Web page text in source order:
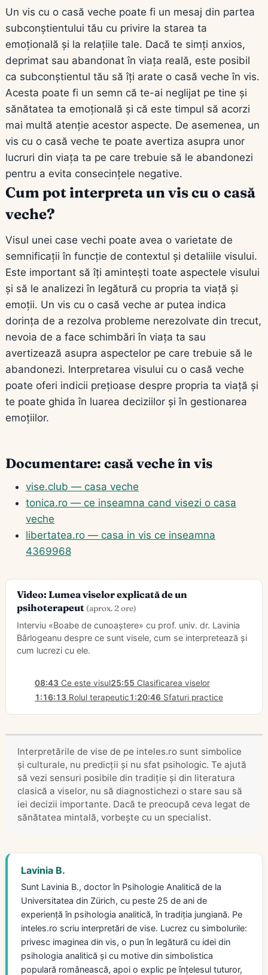
Un vis cu o casă veche poate fi un mesaj din partea
subconștientului tău cu privire la starea ta
emoțională și la relațiile tale. Dacă te simți anxios,
deprimat sau abandonat în viața reală, este posibil
ca subconștientul tău să îți arate o casă veche în vis.
Acesta poate fi un semn că te-ai neglijat pe tine și
sănătatea ta emoțională și că este timpul să acorzi
mai multă atenție acestor aspecte. De asemenea, un
vis cu o casă veche te poate avertiza asupra unor
lucruri din viața ta pe care trebuie să le abandonezi
pentru a evita consecințele negative.
Cum pot interpreta un vis cu o casă
veche?
Visul unei case vechi poate avea o varietate de
semnificații în funcție de contextul și detaliile visului.
Este important să îți amintești toate aspectele visului
și să le analizezi în legătură cu propria ta viață și
emoții. Un vis cu o casă veche ar putea indica
dorința de a rezolva probleme nerezolvate din trecut,
nevoia de a face schimbări în viața ta sau
avertizează asupra aspectelor pe care trebuie să le
abandonezi. Interpretarea visului cu o casă veche
poate oferi indicii prețioase despre propria ta viață și
te poate ghida în luarea deciziilor și în gestionarea
emoțiilor.
Documentare: casă veche în vis
vise.club — casa veche
tonica.ro — ce inseamna cand visezi o casa
veche
libertatea.ro — casa in vis ce inseamna
4369968
Video: Lumea viselor explicată de un
psihoterapeut (aprox. 2 ore)
Interviu «Boabe de cunoaștere» cu prof. univ. dr. Lavinia
Bârlogeanu despre ce sunt visele, cum se interpretează și
cum lucrezi cu ele.
08:43 Ce este visul25:55 Clasificarea viselor
1:16:13 Rolul terapeutic1:20:46Sfaturi practice
Interpretările de vise de pe inteles.ro sunt simbolice
și culturale, nu predicții și nu sfat psihologic. Te ajută
să vezi sensuri posibile din tradiție și din literatura
clasică a viselor, nu să diagnostichezi o stare sau să
iei decizii importante. Dacă te preocupă ceva legat de
sănătatea mintală, vorbește cu un specialist.
Lavinia B.
Sunt Lavinia B., doctor în Psihologie Analitică de la
Universitatea din Zürich, cu peste 25 de ani de
experiență în psihologia analitică, în tradiția jungiană. Pe
inteles.ro scriu interpretări de vise. Lucrez cu simbolurile:
privesc imaginea din vis, o pun în legătură cu idei din
psihologia analitică și cu motive din simbolistica
populară românească, apoi o explic pe înțelesul tuturor,